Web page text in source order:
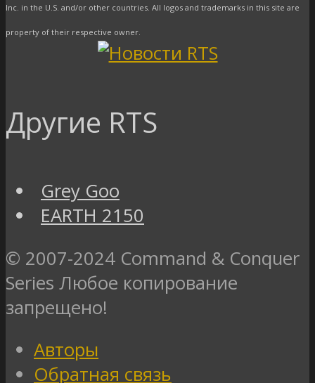
Inc. in the U.S. and/or other countries. All logos and trademarks in this site are
property of their respective owner.
Другие RTS
Grey Goo
EARTH 2150
© 2007-2024 Command & Conquer
Series Любое копирование
запрещено!
Авторы
Обратная связь